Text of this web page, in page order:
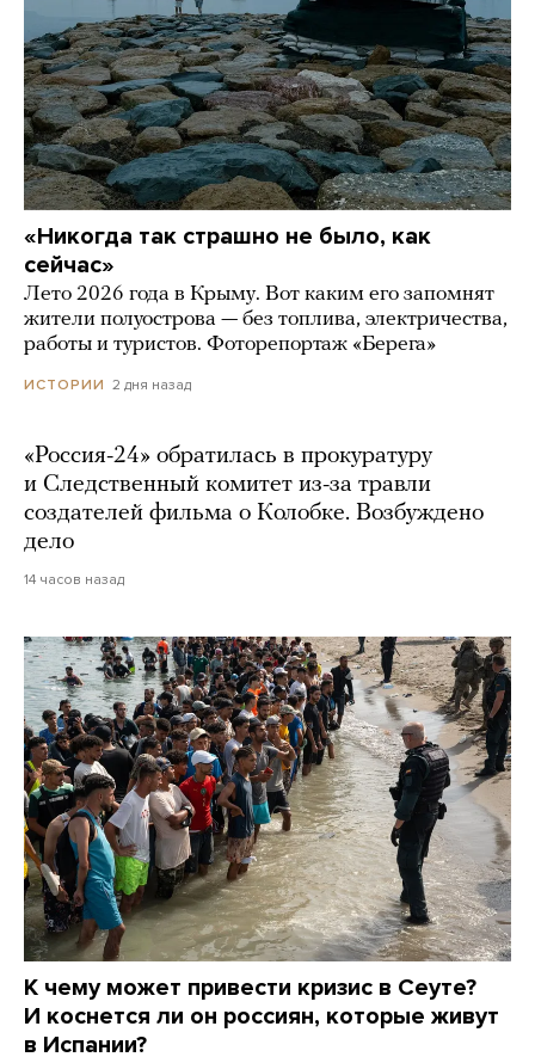
«Никогда так страшно не было, как
сейчас»
Лето 2026 года в Крыму. Вот каким его запомнят
жители полуострова — без топлива, электричества,
работы и туристов. Фоторепортаж «Берега»
ИСТОРИИ 2 дня назад
«Россия-24» обратилась в прокуратуру
и Следственный комитет из-за травли
создателей фильма о Колобке. Возбуждено
дело
14 часов назад
К чему может привести кризис в Сеуте?
И коснется ли он россиян, которые живут
в Испании?